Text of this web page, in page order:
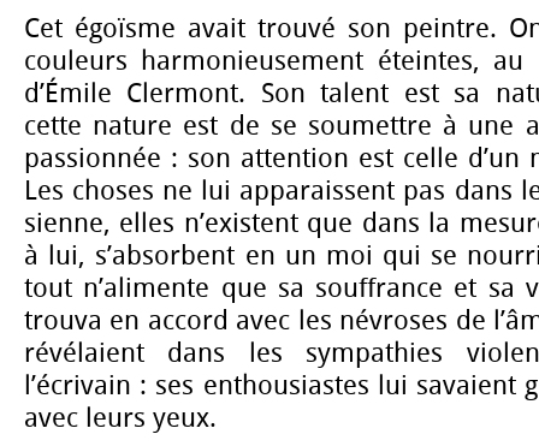
Cet égoïsme avait trouvé son peintre.
couleurs harmonieusement éteintes, au
d’Émile Clermont. Son talent est sa
cette nature est de se soumettre à une
passionnée : son attention est celle d’un
Les choses ne lui apparaissent pas dans
sienne, elles n’existent que dans la
à lui, s’absorbent en un moi qui se
tout n’alimente que sa souffrance et sa
trouva en accord avec les névroses de
révélaient dans les sympathies
l’écrivain : ses enthousiastes lui savaient
avec leurs yeux.